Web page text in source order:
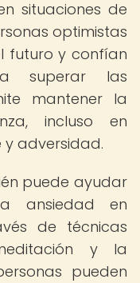
situaciones de
optimistas
futuro y confían
superar las
mantener la
incluso en
adversidad.
puede ayudar
ansiedad en
de técnicas
y la
pueden